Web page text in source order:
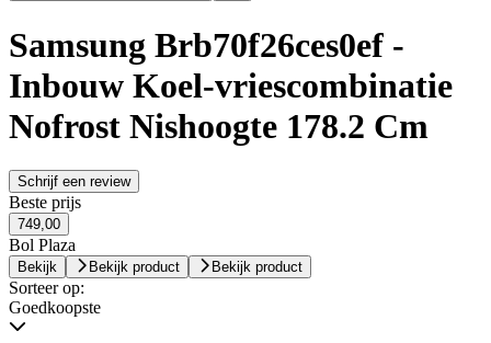
Samsung Brb70f26ces0ef -
Inbouw Koel-vriescombinatie
Nofrost Nishoogte 178.2 Cm
Schrijf een review
Beste prijs
749,00
Bol Plaza
Bekijk Bekijk product Bekijk product
Sorteer op:
Goedkoopste